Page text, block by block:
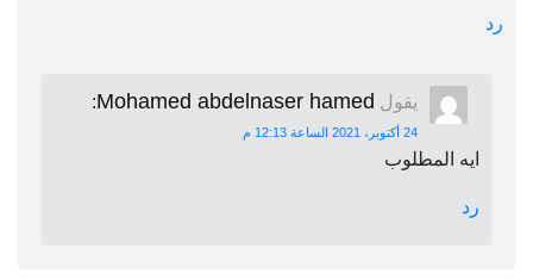
رد
يقول Mohamed abdelnaser hamed
:
24 أكتوبر، 2021 الساعة 12:13 م
ايه المطلوب
رد